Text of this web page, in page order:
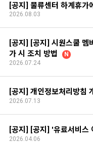
[공지] 물류센터 하계휴가
2026.08.03
[공지] [공지] 시원스쿨 멤
가 시 조치 방법
N
2026.07.24
[공지] 개인정보처리방침
2026.07.13
[공지] [공지] '유료서비스
2026.04.06